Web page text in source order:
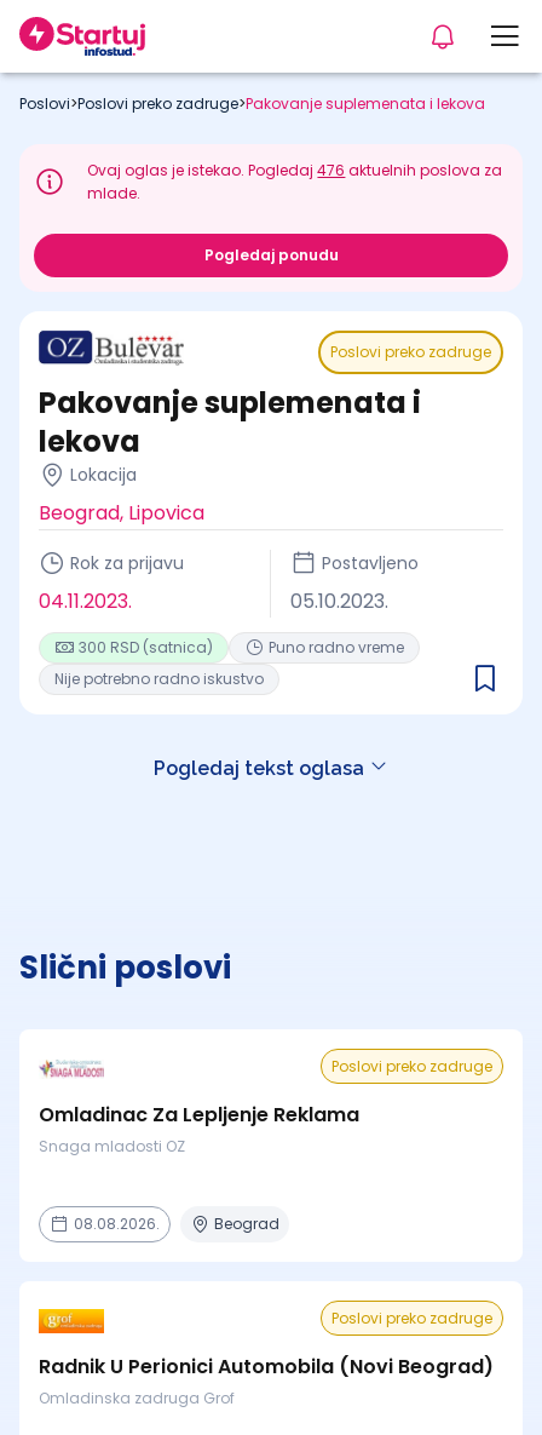
Poslovi>Poslovi preko zadruge>Pakovanje suplemenata i lekova
Ovaj oglas je istekao. Pogledaj476 aktuelnih poslova za
mlade.
Pogledaj ponudu
Poslovi preko zadruge
Pakovanje suplemenata i
lekova
Lokacija
Beograd, Lipovica
Rok za prijavu
04.11.2023.
Postavljeno
05.10.2023.
300 RSD (satnica)
Puno radno vreme
Nije potrebno radno iskustvo
Pogledaj tekst oglasa
Slični poslovi
Poslovi preko zadruge
Omladinac Za Lepljenje Reklama
Snaga mladosti OZ
08.08.2026. Beograd
Poslovi preko zadruge
Radnik U Perionici Automobila (Novi Beograd)
Omladinska zadruga Grof